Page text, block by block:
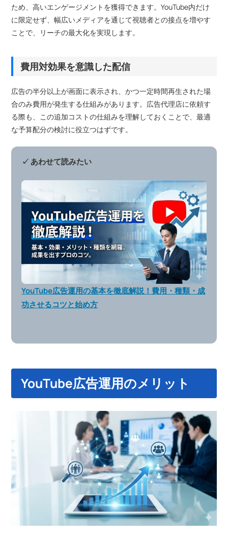
ため、高いエンゲージメントを獲得できます。YouTube内だけ
に限定せず、幅広いメディアを通じて視聴者との接点を増やす
ことで、リーチの最大化を実現します。
費用対効果を意識した配信
広告の半分以上が画面に表示され、かつ一定時間再生された場
合のみ費用が発生する仕組みがあります。広告代理店に依頼す
る際も、この追加コストの仕組みを理解しておくことで、最適
な予算配分の検討に役立つはずです。
✓ あわせて読みたい
YouTube広告運用の基本を徹底解説！費用・種類・成
功させるコツと始め方
YouTube広告運用のメリット